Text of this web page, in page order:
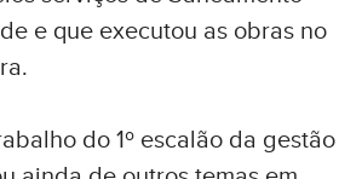
e que executou as obras no
do 1º escalão da gestão